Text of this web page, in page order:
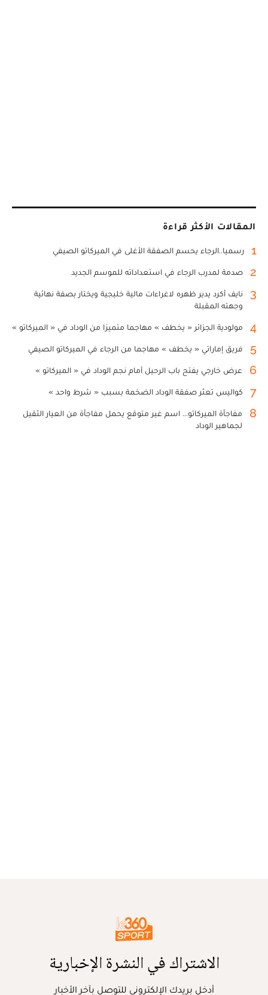
المقالات الأكثر قراءة
1 رسميا..الرجاء يحسم الصفقة الأغلى في الميركاتو الصيفي
2 صدمة لمدرب الرجاء في استعداداته للموسم الجديد
3
نايف أكرد يدير ظهره لاغراءات مالية خليجية ويختار بصفة نهائية
وجهته المقبلة
4 مولودية الجزائر « يخطف » مهاجما متميزا من الوداد في « الميركاتو »
5 فريق إماراتي « يخطف » مهاجما من الرجاء في الميركاتو الصيفي
6 عرض خارجي يفتح باب الرحيل أمام نجم الوداد في « الميركاتو »
7 كواليس تعثر صفقة الوداد الضخمة بسبب « شرط واحد »
8
مفاجأة الميركاتو... اسم غير متوقع يحمل مفاجأة من العيار الثقيل
لجماهير الوداد
الاشتراك في النشرة الإخبارية
أدخل بريدك الإلكتروني للتوصل بآخر الأخبار